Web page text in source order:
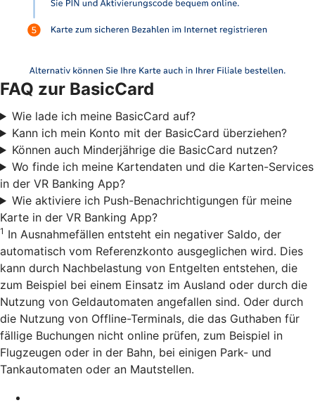
FAQ zur BasicCard
Wie lade ich meine BasicCard auf?
Kann ich mein Konto mit der BasicCard überziehen?
Können auch Minderjährige die BasicCard nutzen?
Wo finde ich meine Kartendaten und die Karten-Services
in der VR Banking App?
Wie aktiviere ich Push-Benachrichtigungen für meine
Karte in der VR Banking App?
1 In Ausnahmefällen entsteht ein negativer Saldo, der
automatisch vom Referenzkonto ausgeglichen wird. Dies
kann durch Nachbelastung von Entgelten entstehen, die
zum Beispiel bei einem Einsatz im Ausland oder durch die
Nutzung von Geldautomaten angefallen sind. Oder durch
die Nutzung von Offline-Terminals, die das Guthaben für
fällige Buchungen nicht online prüfen, zum Beispiel in
Flugzeugen oder in der Bahn, bei einigen Park- und
Tankautomaten oder an Mautstellen.